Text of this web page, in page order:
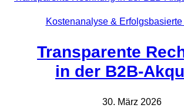
Kostenanalyse &
Transparente
in der B2B-
30. März 2026